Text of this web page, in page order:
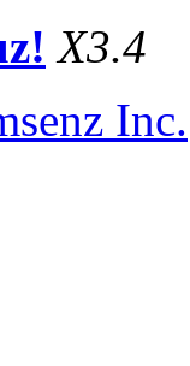
X3.4
Inc.